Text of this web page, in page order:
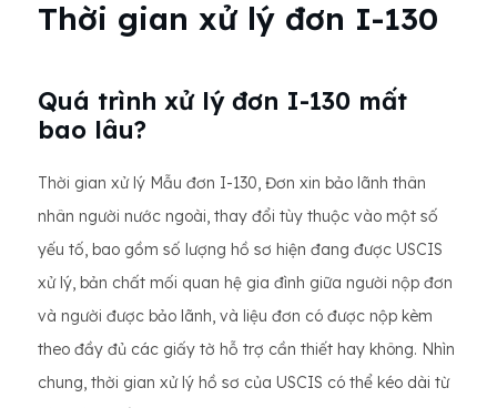
Thời gian xử lý đơn I-130
Quá trình xử lý đơn I-130 mất
bao lâu?
Thời gian xử lý Mẫu đơn I-130, Đơn xin bảo lãnh thân
nhân người nước ngoài, thay đổi tùy thuộc vào một số
yếu tố, bao gồm số lượng hồ sơ hiện đang được USCIS
xử lý, bản chất mối quan hệ gia đình giữa người nộp đơn
và người được bảo lãnh, và liệu đơn có được nộp kèm
theo đầy đủ các giấy tờ hỗ trợ cần thiết hay không. Nhìn
chung, thời gian xử lý hồ sơ của USCIS có thể kéo dài từ